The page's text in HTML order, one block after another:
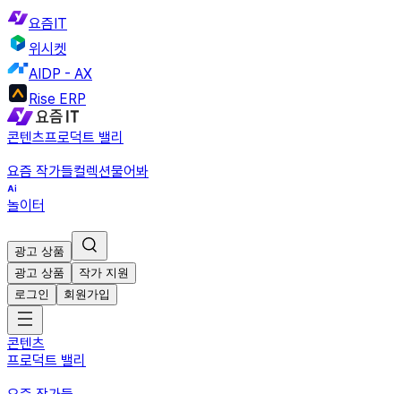
요즘IT
위시켓
AIDP - AX
Rise ERP
콘텐츠프로덕트 밸리
요즘 작가들컬렉션물어봐
놀이터
광고 상품
광고 상품
작가 지원
로그인
회원가입
콘텐츠
프로덕트 밸리